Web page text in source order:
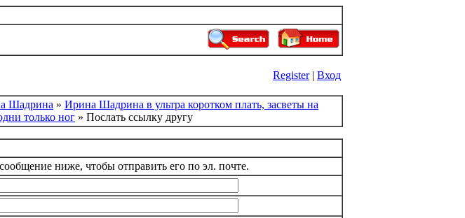
Register| Вход
Шадрина » Ирина Шадрина в ультра коротком плать, засветы на
только ног » Послать ссылку другу
ниже, чтобы отправить его по эл. почте.